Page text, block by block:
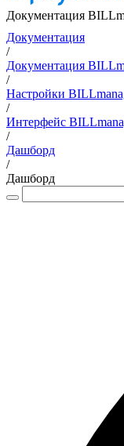
Документация
Документация
/
Документация
/
Настройки
/
Интерфейс
/
Дашборд
/
Дашборд